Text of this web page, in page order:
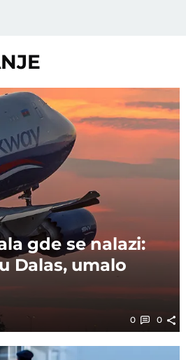
gde se nalazi:
Dalas, umalo
0 0